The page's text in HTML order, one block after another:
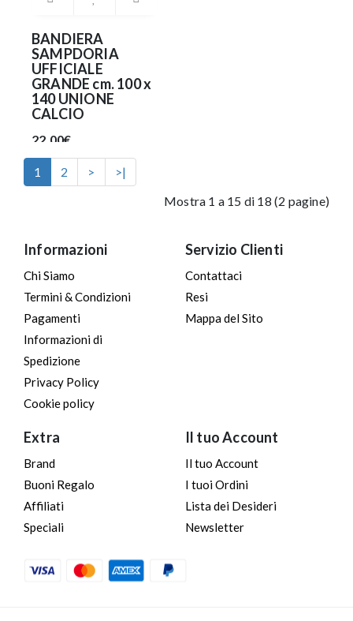
BANDIERA
SAMPDORIA
UFFICIALE
GRANDE cm. 100 x
140 UNIONE
CALCIO
22.00€
1 2 >
>|
Mostra 1 a 15 di 18 (2 pagine)
Informazioni
Chi Siamo
Termini & Condizioni
Pagamenti
Informazioni di
Spedizione
Privacy Policy
Cookie policy
Servizio Clienti
Contattaci
Resi
Mappa del Sito
Extra
Brand
Buoni Regalo
Affiliati
Speciali
Il tuo Account
Il tuo Account
I tuoi Ordini
Lista dei Desideri
Newsletter